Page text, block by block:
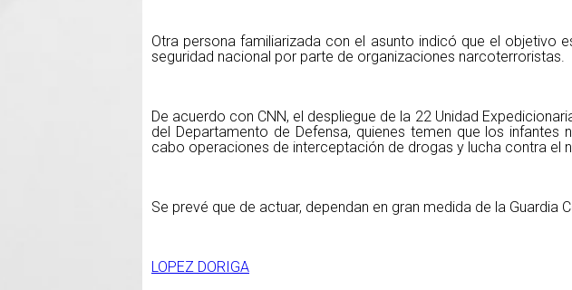
Otra persona familiarizada con el asunto indicó que el objetivo
seguridad nacional por parte de organizaciones narcoterroristas.
De acuerdo con CNN, el despliegue de la 22 Unidad
del Departamento de Defensa, quienes temen que los
cabo operaciones de interceptación de drogas y lucha contra el
Se prevé que de actuar, dependan en gran medida de la Guardia
LOPEZ DORIGA